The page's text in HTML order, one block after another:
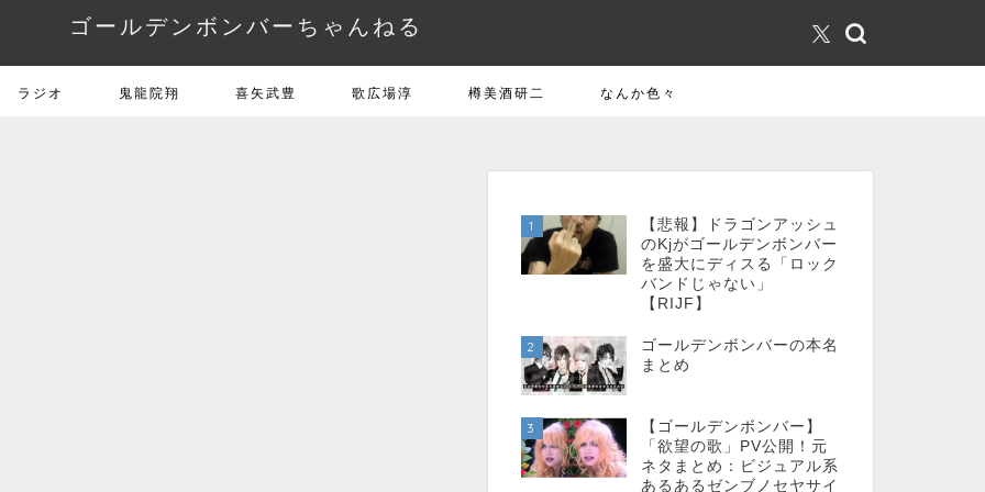
ゴールデンボンバーちゃんねる
ラジオ 鬼龍院翔 喜矢武豊 歌広場淳 樽美酒研二 なんか色々
1
【悲報】ドラゴンアッシュ
のKjがゴールデンボンバー
を盛大にディスる「ロック
バンドじゃない」
【RIJF】
2
ゴールデンボンバーの本名
まとめ
3
【ゴールデンボンバー】
「欲望の歌」PV公開！元
ネタまとめ：ビジュアル系
あるあるゼンブノセヤサイ